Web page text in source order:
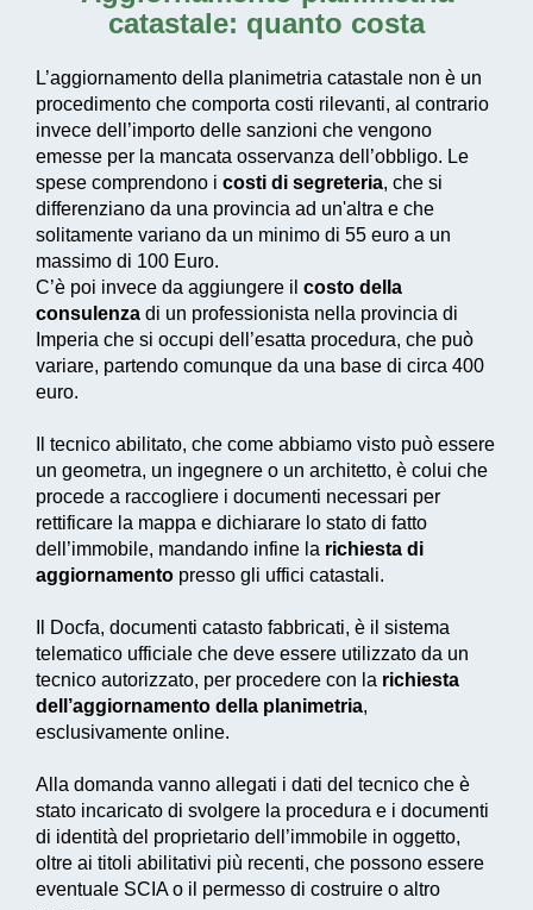
catastale: quanto costa
L’aggiornamento della planimetria catastale non è un
procedimento che comporta costi rilevanti, al contrario
invece dell’importo delle sanzioni che vengono
emesse per la mancata osservanza dell’obbligo. Le
spese comprendono i costi di segreteria, che si
differenziano da una provincia ad un'altra e che
solitamente variano da un minimo di 55 euro a un
massimo di 100 Euro.
C’è poi invece da aggiungere il costo della
consulenza di un professionista nella provincia di
Imperia che si occupi dell’esatta procedura, che può
variare, partendo comunque da una base di circa 400
euro.
Il tecnico abilitato, che come abbiamo visto può essere
un geometra, un ingegnere o un architetto, è colui che
procede a raccogliere i documenti necessari per
rettificare la mappa e dichiarare lo stato di fatto
dell’immobile, mandando infine la richiesta di
aggiornamento presso gli uffici catastali.
Docfa, documenti catasto fabbricati, è il sistema
telematico ufficiale che deve essere utilizzato da un
tecnico autorizzato, per procedere con la richiesta
dell’aggiornamento della planimetria,
esclusivamente online.
Alla domanda vanno allegati i dati del tecnico che è
stato incaricato di svolgere la procedura e i documenti
di identità del proprietario dell’immobile in oggetto,
oltre ai titoli abilitativi più recenti, che possono essere
eventuale SCIA o il permesso di costruire o altro